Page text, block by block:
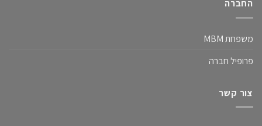
החברה
משפחת MBM
פרופיל חברה
צור קשר